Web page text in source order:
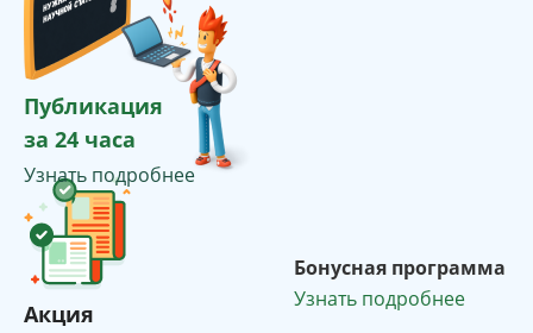
Публикация
за 24 часа
Узнать подробнее
Акция
Бонусная программа
Узнать подробнее